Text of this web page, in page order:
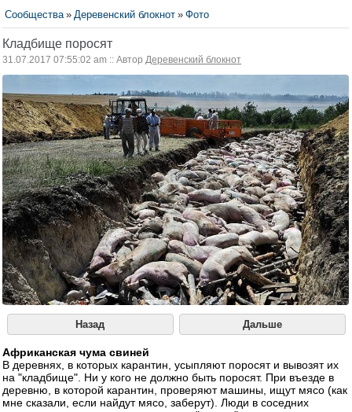
Сообщества » Деревенский блокнот » Фото
Кладбище поросят
31.07.2017 07:55:02 am :: Автор Деревенский блокнот
Назад Дальше
Африканская чума свиней
В деревнях, в которых карантин, усыпляют поросят и вывозят их
на "кладбище". Ни у кого не должно быть поросят. При въезде в
деревню, в которой карантин, проверяют машины, ищут мясо (как
мне сказали, если найдут мясо, заберут). Люди в соседних